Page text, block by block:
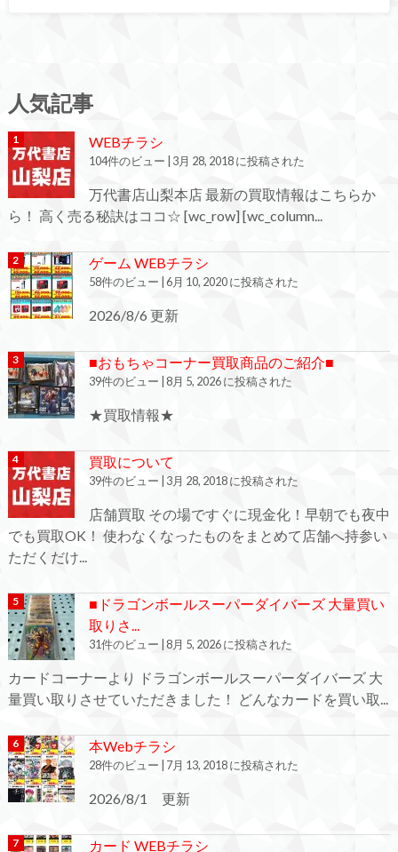
人気記事
WEBチラシ
104件のビュー 3月 28, 2018 に投稿された
万代書店山梨本店 最新の買取情報はこちらか
ら！ 高く売る秘訣はココ☆ [wc_row] [wc_column...
ゲーム WEBチラシ
58件のビュー 6月 10, 2020 に投稿された
2026/8/6 更新
■おもちゃコーナー買取商品のご紹介■
39件のビュー 8月 5, 2026 に投稿された
★買取情報★
買取について
39件のビュー 3月 28, 2018 に投稿された
店舗買取 その場ですぐに現金化！早朝でも夜中
でも買取OK！ 使わなくなったものをまとめて店舗へ持参い
ただくだけ...
■ドラゴンボールスーパーダイバーズ 大量買い
取りさ...
31件のビュー 8月 5, 2026 に投稿された
カードコーナーより ドラゴンボールスーパーダイバーズ 大
量買い取りさせていただきました！ どんなカードを買い取...
本Webチラシ
28件のビュー 7月 13, 2018 に投稿された
2026/8/1 更新
カード WEBチラシ